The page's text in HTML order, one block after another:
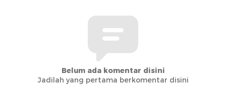
Belum ada komentar disini
Jadilah yang pertama berkomentar disini